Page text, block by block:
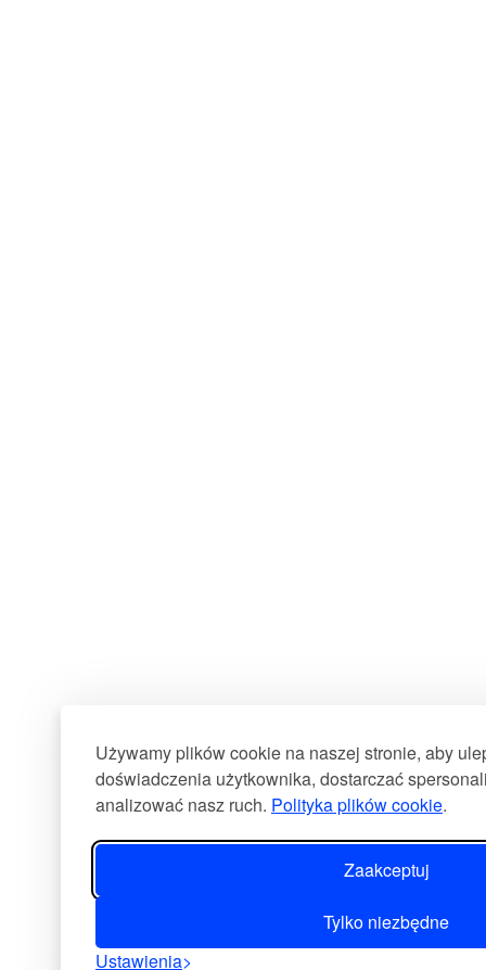
Używamy plików cookie na naszej stronie, aby
doświadczenia użytkownika, dostarczać
analizować nasz ruch. Polityka plików cookie.
Zaakceptuj
Tylko niezbędne
Ustawienia